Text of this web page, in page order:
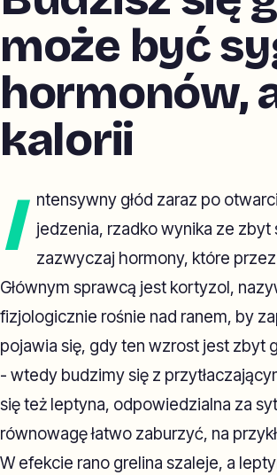
może być
hormonów,
kalorii
I
ntensywny głód zaraz po
jedzenia, rzadko wynika ze zbyt
zazwyczaj hormony, które
Głównym sprawcą jest kortyzol,
fizjologicznie rośnie nad ranem, by
pojawia się, gdy ten wzrost jest zbyt
- wtedy budzimy się z
się też leptyna, odpowiedzialna za
równowagę łatwo zaburzyć, na
W efekcie rano grelina szaleje, a